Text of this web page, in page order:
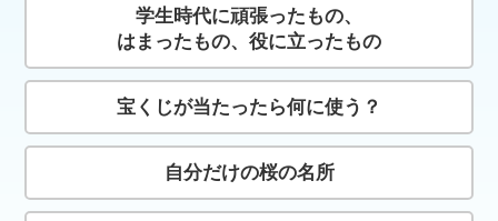
学生時代に頑張ったもの、
はまったもの、役に立ったもの
宝くじが当たったら何に使う？
自分だけの桜の名所